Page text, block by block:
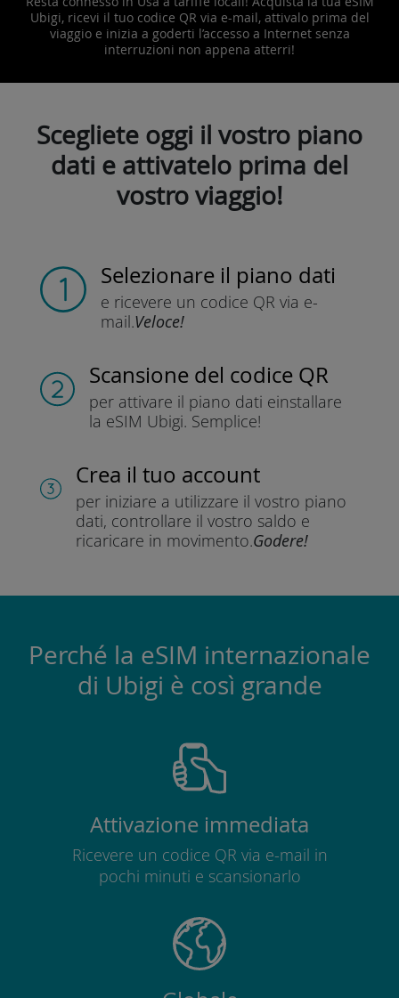
Ubigi, ricevi il tuo codice QR via e-mail, attivalo prima del
viaggio e inizia a goderti l’accesso a Internet senza
interruzioni non appena atterri!
Scegliete oggi il vostro piano
dati e attivatelo prima del
vostro viaggio!
Selezionare il piano dati
e ricevere un codice QR via e-
mail.Veloce!
Scansione del codice QR
per attivare il piano dati einstallare
la eSIM Ubigi. Semplice!
Crea il tuo account
per iniziare a utilizzare il vostro piano
dati, controllare il vostro saldo e
ricaricare in movimento.Godere!
Perché la eSIM internazionale
di Ubigi è così grande
Attivazione immediata
Ricevere un codice QR via e-mail in
pochi minuti e scansionarlo